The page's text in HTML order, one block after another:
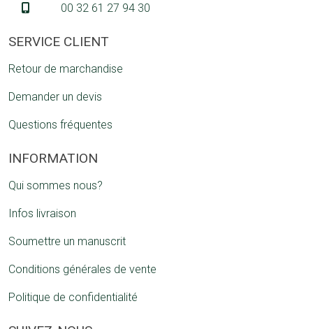
00 32 61 27 94 30
SERVICE CLIENT
Retour de marchandise
Demander un devis
Questions fréquentes
INFORMATION
Qui sommes nous?
Infos livraison
Soumettre un manuscrit
Conditions générales de vente
Politique de confidentialité